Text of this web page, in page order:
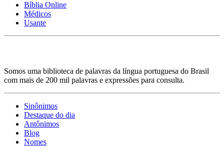
Bíblia Online
Médicos
Usante
Somos uma biblioteca de palavras da língua portuguesa do Brasil
com mais de 200 mil palavras e expressões para consulta.
Sinônimos
Destaque do dia
Antônimos
Blog
Nomes